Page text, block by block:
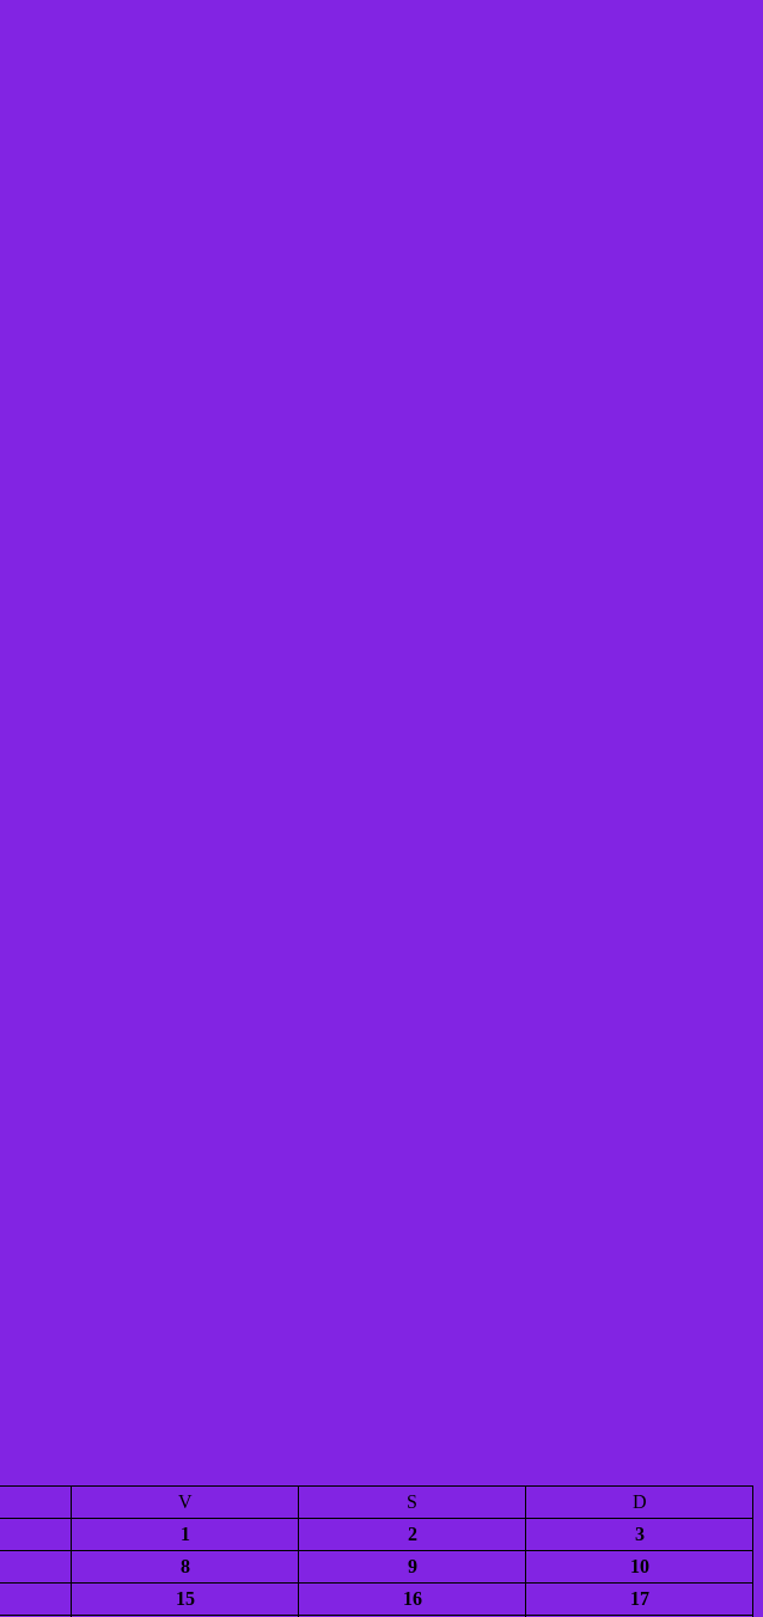
V S
D
1
2
3
8 9
10
15 16
17